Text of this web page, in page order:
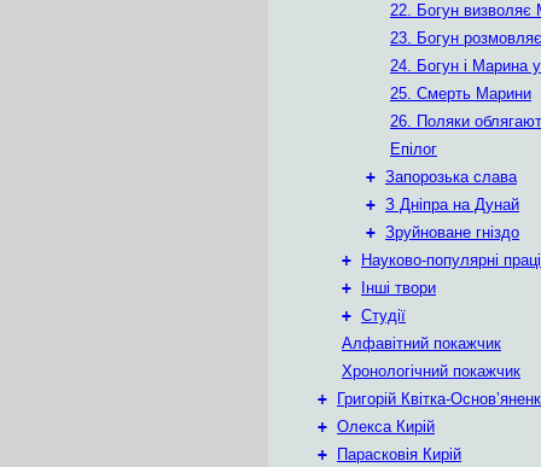
22. Богун визволяє
23. Богун
24. Богун і Марина у
25. Смерть Марини
26. Поляки
Епілог
+ Запорозька слава
+ З Дніпра на Дунай
+ Зруйноване гніздо
+
Науково-популярні праці
+
Інші твори
+ Студії
Алфавітний покажчик
Хронологічний покажчик
+
Григорій Квітка-
+ Олекса Кирій
+
Парасковія Кирій